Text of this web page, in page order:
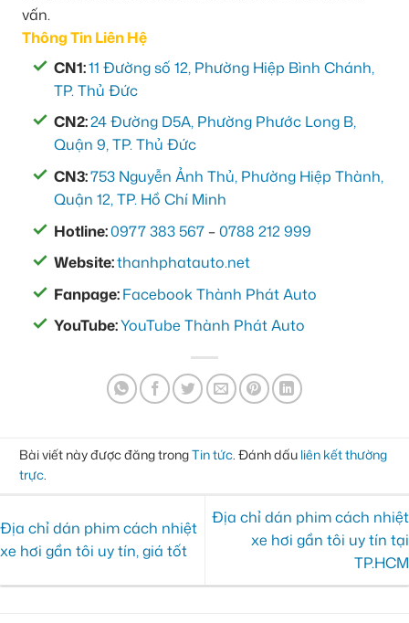
vấn.
Thông Tin Liên Hệ
CN1:11 Đường số 12, Phường Hiệp Bình Chánh,
TP. Thủ Đức
CN2:24 Đường D5A, Phường Phước Long B,
Quận 9, TP. Thủ Đức
CN3:753 Nguyễn Ảnh Thủ, Phường Hiệp Thành,
Quận 12, TP. Hồ Chí Minh
Hotline:0977 383 567 –0788 212 999
Website:thanhphatauto.net
Fanpage:Facebook Thành Phát Auto
YouTube:YouTube Thành Phát Auto
Bài viết này được đăng trongTin tức. Đánh dấu liên kết thường
trực.
Địa chỉ dán phim cách nhiệt
xe hơi gần tôi uy tín, giá tốt
Địa chỉ dán phim cách nhiệt
xe hơi gần tôi uy tín tại
TP.HCM